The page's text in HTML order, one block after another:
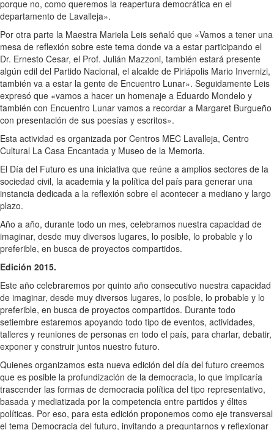
porque no, como queremos la reapertura democrática en el
departamento de Lavalleja».
Por otra parte la Maestra Mariela Leis señaló que «Vamos a tener una
mesa de reflexión sobre este tema donde va a estar participando el
Dr. Ernesto Cesar, el Prof. Julián Mazzoni, también estará presente
algún edil del Partido Nacional, el alcalde de Piriápolis Mario Invernizi,
también va a estar la gente de Encuentro Lunar». Seguidamente Leis
expresó que «vamos a hacer un homenaje a Eduardo Mondelo y
también con Encuentro Lunar vamos a recordar a Margaret Burgueño
con presentación de sus poesías y escritos».
Esta actividad es organizada por Centros MEC Lavalleja, Centro
Cultural La Casa Encantada y Museo de la Memoria.
El Día del Futuro es una iniciativa que reúne a amplios sectores de la
sociedad civil, la academia y la política del país para generar una
instancia dedicada a la reflexión sobre el acontecer a mediano y largo
plazo.
Año a año, durante todo un mes, celebramos nuestra capacidad de
imaginar, desde muy diversos lugares, lo posible, lo probable y lo
preferible, en busca de proyectos compartidos.
Edición 2015.
Este año celebraremos por quinto año consecutivo nuestra capacidad
de imaginar, desde muy diversos lugares, lo posible, lo probable y lo
preferible, en busca de proyectos compartidos. Durante todo
setiembre estaremos apoyando todo tipo de eventos, actividades,
talleres y reuniones de personas en todo el país, para charlar, debatir,
exponer y construir juntos nuestro futuro.
Quienes organizamos esta nueva edición del día del futuro creemos
que es posible la profundización de la democracia, lo que implicaría
trascender las formas de democracia política del tipo representativo,
basada y mediatizada por la competencia entre partidos y élites
políticas. Por eso, para esta edición proponemos como eje transversal
el tema Democracia del futuro, invitando a preguntarnos y reflexionar